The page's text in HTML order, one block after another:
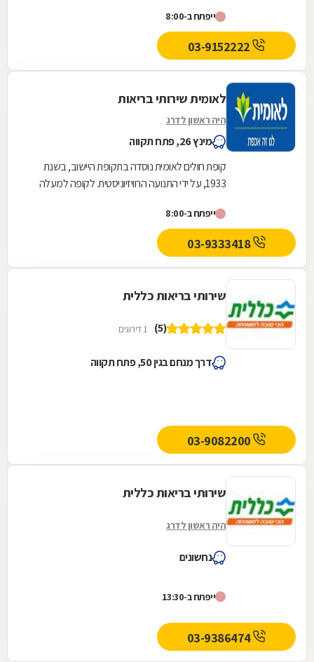
מעגל...
ייפתח ב-8:00
03-9152222
לאומית שירותי בריאות
היה ראשון לדרג
מינץ 26, פתח תקווה
קופת חולים לאומית נוסדה בתקופת היישוב, בשנת
1933, על ידי התנועה הרוויזיוניסטית. לקופה למעלה
אחת...ייפתח ב-8:00
03-9333418
שירותי בריאות כללית
(5) 1 דירוגים
דרך מנחם בגין 50, פתח תקווה
03-9082200
שירותי בריאות כללית
היה ראשון לדרג
נחשונים
ייפתח ב-13:30
03-9386474